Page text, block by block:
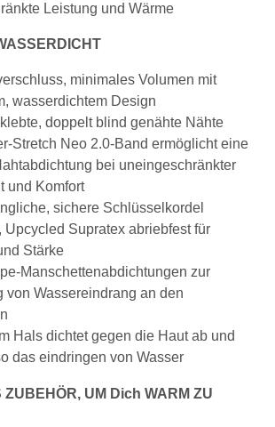
Leistung und Wärme
minimales Volumen mit
wasserdichtem Design
doppelt blind genähte Nähte
Stretch Neo 2.0-Band ermöglicht eine
bei uneingeschränkter
und Komfort
sichere Schlüsselkordel
Upcycled Supratex abriebfest für
Stärke
Manschettenabdichtungen zur
von Wassereindrang an den
Hals dichtet gegen die Haut ab und
das eindringen von Wasser
ZUBEHÖR, UM Dich WARM ZU